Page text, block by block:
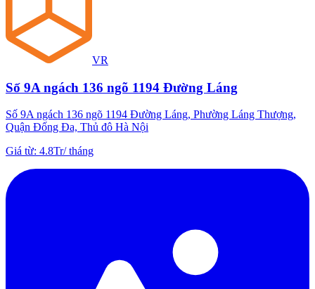
VR
Số 9A ngách 136 ngõ 1194 Đường Láng
Số 9A ngách 136 ngõ 1194 Đường Láng, Phường Láng Thượng,
Quận Đống Đa, Thủ đô Hà Nội
Giá từ: 4.8Tr/tháng